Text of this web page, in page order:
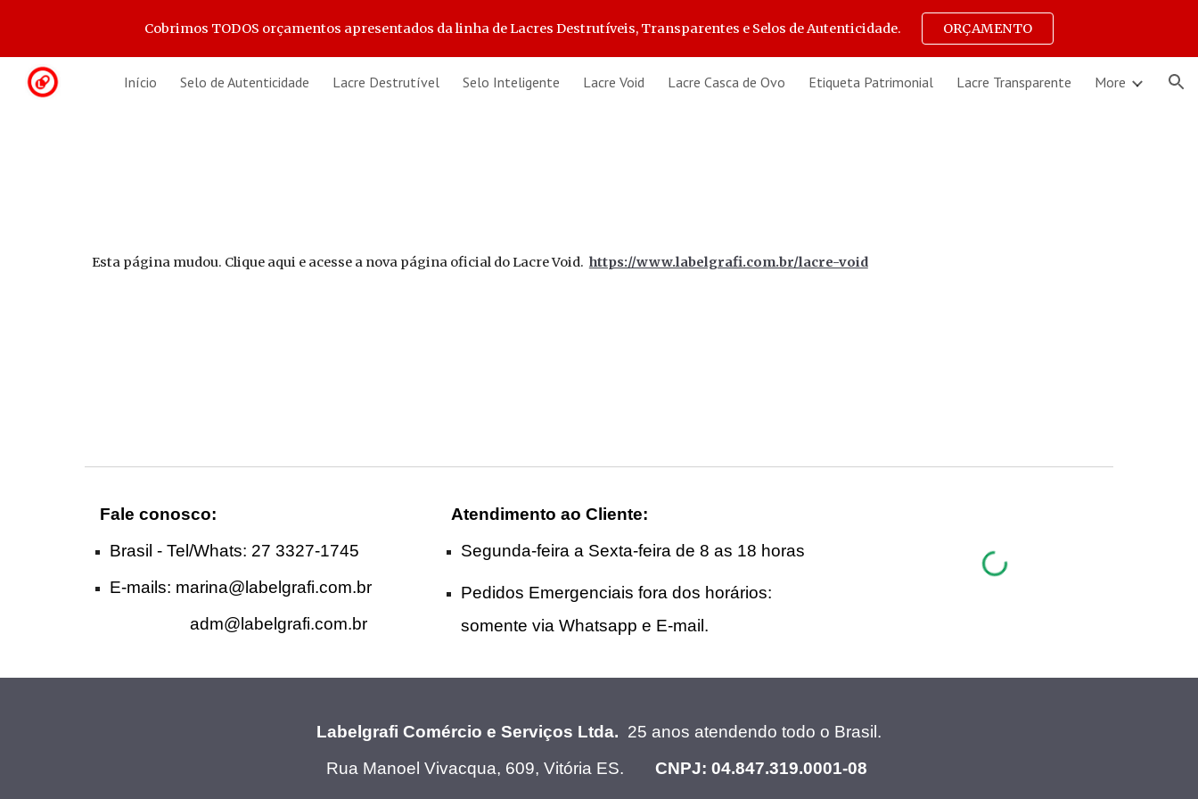
Skip to main content Skip to navigation
Cobrimos TODOS orçamentos apresentados da linha de Lacres Destrutíveis, Transparentes e Selos de Autenticidade. ORÇAMENTO
Início Selo de Autenticidade Lacre Destrutível Selo Inteligente Lacre Void Lacre Casca de Ovo Etiqueta Patrimonial Lacre Transparente More
Esta página mudou. Clique aqui e acesse a nova página oficial do Lacre Void. https://www.labelgrafi.com.br/lacre-void
Fale conosco:
Brasil - Tel /Whats: 27 3327-1745
E-mails: marina@labelgrafi.com.br
adm@labelgrafi.com.br
Atendimento ao Cliente:
Segunda-feira a Sexta-feira de 8 as 18 horas
Pedidos Emergenciais fora dos horários:
somente via Whatsapp e E-mail.
Labelgrafi Comércio e Serviços Ltda. 25 anos atendendo todo o Brasil.
Rua Manoel Vivacqua, 609, Vitória ES. CNPJ: 04.847.319.0001-08